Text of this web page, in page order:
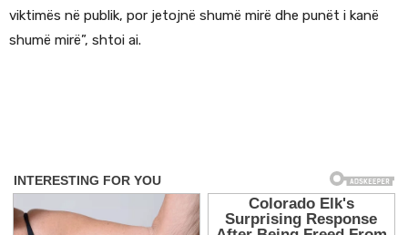
viktimës në publik, por jetojnë shumë mirë dhe punët i kanë
shumë mirë”, shtoi ai.